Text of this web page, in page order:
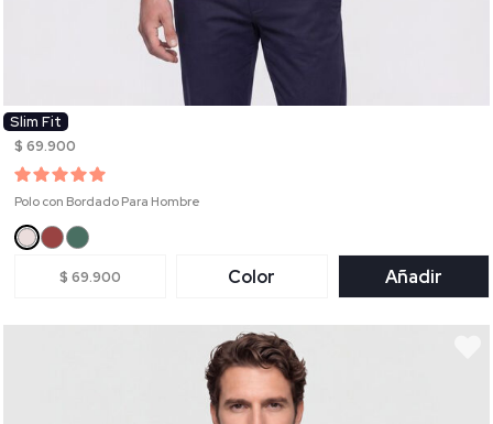
Slim Fit
$ 69.900
Polo con Bordado Para Hombre
$ 69.900 Color Añadir